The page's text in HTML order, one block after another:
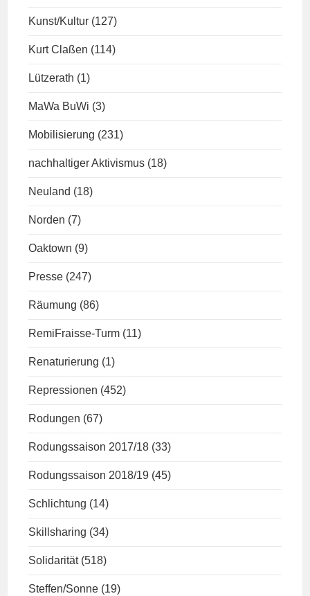
Kunst/Kultur (127)
Kurt Claßen (114)
Lützerath (1)
MaWa BuWi (3)
Mobilisierung (231)
nachhaltiger Aktivismus (18)
Neuland (18)
Norden (7)
Oaktown (9)
Presse (247)
Räumung (86)
RemiFraisse-Turm (11)
Renaturierung (1)
Repressionen (452)
Rodungen (67)
Rodungssaison 2017/18 (33)
Rodungssaison 2018/19 (45)
Schlichtung (14)
Skillsharing (34)
Solidarität (518)
Steffen/Sonne (19)